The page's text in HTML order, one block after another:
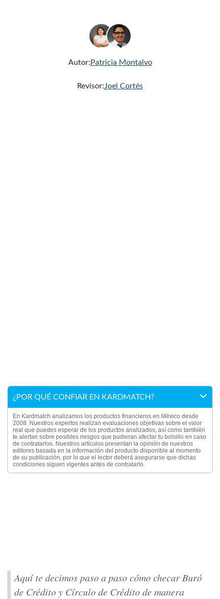
Autor: Patricia Montalvo
Revisor:Joel Cortés
¿POR QUÉ CONFIAR EN KARDMATCH?
En Kardmatch analizamos los productos financieros en México desde
2008. Nuestros expertos realizan evaluaciones objetivas sobre el valor
real que puedes esperar de los productos analizados, así como también
te alertan sobre posibles riesgos que pudieran afectar tu bolsillo en caso
de contratarlos. Nuestros artículos presentan la opinión de nuestros
editores basada en la información del producto disponible al momento
de su publicación, por lo que el lector deberá asegurarse que dichas
condiciones siguen vigentes antes de contratarlo.
Aquí te decimos paso a paso cómo checar Buró
de Crédito y Círculo de Crédito de manera